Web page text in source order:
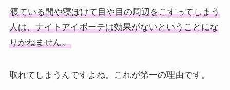
寝ている間や寝ぼけて目や目の周辺をこすってしまう
人は、ナイトアイボーテは効果がないということにな
りかねません。
取れてしまうんですよね。これが第一の理由です。